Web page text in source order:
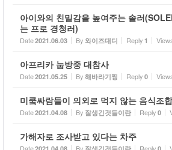
아이와의 친밀감을 높여주는 솔러
는 프로 경청러)
Date2021.06.03 By 와이즈대디 Reply 1
아프리카 눕방중 대참사
Date2021.05.25 By 해바라기찡 Reply 0
미쿸싸람들이 의외로 먹지 않는 음식조합
Date2021.04.08 By 잘생긴것들이란 Reply 0
가해자로 조사받고 있다는 차주